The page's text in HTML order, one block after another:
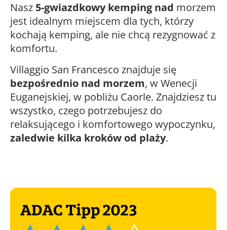
Nasz 5-gwiazdkowy kemping nad morzem
jest idealnym miejscem dla tych, którzy
kochają kemping, ale nie chcą rezygnować z
komfortu.
Villaggio San Francesco znajduje się
bezpośrednio nad morzem, w Wenecji
Euganejskiej, w pobliżu Caorle. Znajdziesz tu
wszystko, czego potrzebujesz do
relaksującego i komfortowego wypoczynku,
zaledwie kilka kroków od plaży.